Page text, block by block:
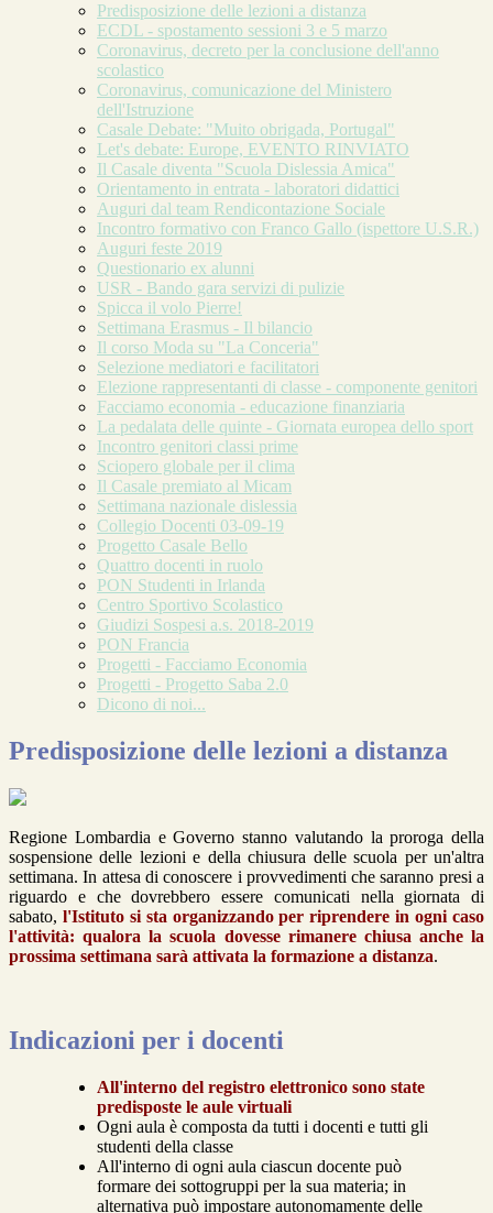
Predisposizione delle lezioni a distanza
ECDL - spostamento sessioni 3 e 5 marzo
Coronavirus, decreto per la conclusione dell'anno
scolastico
Coronavirus, comunicazione del Ministero
dell'Istruzione
Casale Debate: "Muito obrigada, Portugal"
Let's debate: Europe, EVENTO RINVIATO
Il Casale diventa "Scuola Dislessia Amica"
Orientamento in entrata - laboratori didattici
Auguri dal team Rendicontazione Sociale
Incontro formativo con Franco Gallo (ispettore U.S.R.)
Auguri feste 2019
Questionario ex alunni
USR - Bando gara servizi di pulizie
Spicca il volo Pierre!
Settimana Erasmus - Il bilancio
Il corso Moda su "La Conceria"
Selezione mediatori e facilitatori
Elezione rappresentanti di classe - componente genitori
Facciamo economia - educazione finanziaria
La pedalata delle quinte - Giornata europea dello sport
Incontro genitori classi prime
Sciopero globale per il clima
Il Casale premiato al Micam
Settimana nazionale dislessia
Collegio Docenti 03-09-19
Progetto Casale Bello
Quattro docenti in ruolo
PON Studenti in Irlanda
Centro Sportivo Scolastico
Giudizi Sospesi a.s. 2018-2019
PON Francia
Progetti - Facciamo Economia
Progetti - Progetto Saba 2.0
Dicono di noi...
Predisposizione delle lezioni a distanza
Regione Lombardia e Governo stanno valutando la proroga della
sospensione delle lezioni e della chiusura delle scuola per un'altra
settimana. In attesa di conoscere i provvedimenti che saranno presi a
riguardo e che dovrebbero essere comunicati nella giornata di
sabato, l'Istituto si sta organizzando per riprendere in ogni caso
l'attività: qualora la scuola dovesse rimanere chiusa anche la
prossima settimana sarà attivata la formazione a distanza.
Indicazioni per i docenti
All'interno del registro elettronico sono state
predisposte le aule virtuali
Ogni aula è composta da tutti i docenti e tutti gli
studenti della classe
All'interno di ogni aula ciascun docente può
formare dei sottogruppi per la sua materia; in
alternativa può impostare autonomamente delle